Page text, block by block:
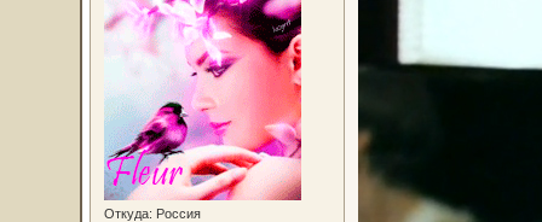
Откуда: Россия